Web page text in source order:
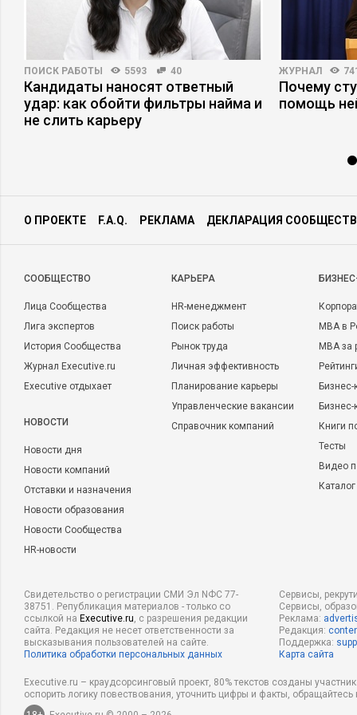
ПОИСК РАБОТЫ 5593 40
Кандидаты наносят ответный
удар: как обойти фильтры найма и
не слить карьеру
ЖУРНАЛ
Почему
помощь
О ПРОЕКТЕ F.A.Q. РЕКЛАМА ДЕКЛАРАЦИЯ
CООБЩЕСТВО
Лица Сообщества
Лига экспертов
История Сообщества
Журнал Executive.ru
Executive отдыхает
НОВОСТИ
Новости дня
Новости компаний
Отставки и назначения
Новости образования
Новости Сообщества
HR-новости
КАРЬЕРА
HR-менеджмент
Поиск работы
Рынок труда
Личная эффективность
Планирование карьеры
Управленческие вакансии
Справочник компаний
MBA в
MBA
Бизнес-
Книги
Тесты
Видео
Свидетельство о регистрации СМИ Эл NФС 77-
38751. Републикация материалов - только со
ссылкой на Executive.ru, с разрешения редакции
сайта. Редакция не несет ответственности за
высказывания пользователей на сайте.
Политика обработки персональных данных
Сервисы,
Сервисы,
Реклама:
Редакция:
Поддержка:
Карта сайта
Executive.ru – краудсорсинговый проект, 80% текстов созданы
оспорить логику повествования, уточнить цифры и факты,